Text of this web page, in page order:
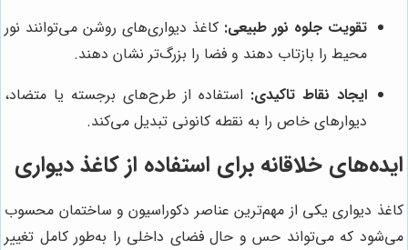
تقویت جلوه نور طبیعی: کاغذ دیواری‌های روشن می‌توانند نور
محیط را بازتاب دهند و فضا را بزرگ‌تر نشان دهند.
ایجاد نقاط تاکیدی: استفاده از طرح‌های برجسته یا متضاد،
دیوارهای خاص را به نقطه کانونی تبدیل می‌کند.
ایده‌های خلاقانه برای استفاده از کاغذ دیواری
کاغذ دیواری یکی از مهم‌ترین عناصر دکوراسیون و ساختمان محسوب
می‌شود که می‌تواند حس و حال فضای داخلی را به‌طور کامل تغییر